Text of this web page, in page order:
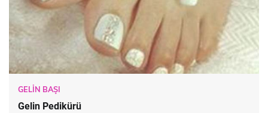
GELIN BAŞI
Gelin Pedikürü